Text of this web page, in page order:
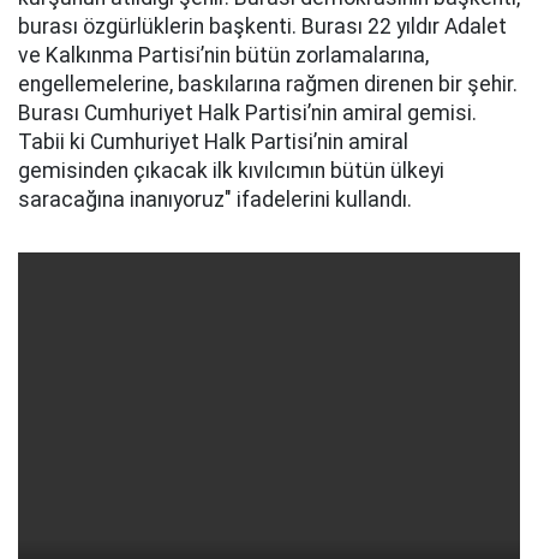
burası özgürlüklerin başkenti. Burası 22 yıldır Adalet
ve Kalkınma Partisi’nin bütün zorlamalarına,
engellemelerine, baskılarına rağmen direnen bir şehir.
Burası Cumhuriyet Halk Partisi’nin amiral gemisi.
Tabii ki Cumhuriyet Halk Partisi’nin amiral
gemisinden çıkacak ilk kıvılcımın bütün ülkeyi
saracağına inanıyoruz" ifadelerini kullandı.